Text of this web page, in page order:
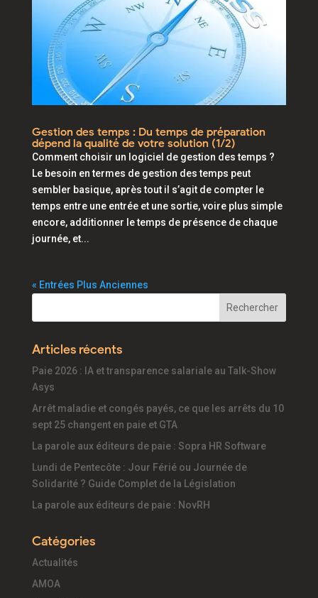
Gestion des temps : Du temps de préparation
dépend la qualité de votre solution (1/2)
Comment choisir un logiciel de gestion des temps ?
Le besoin en termes de gestion des temps peut
sembler basique, après tout il s’agit de compter le
temps entre une entrée et une sortie, voire plus simple
encore, additionner le temps de présence de chaque
journée, et...
« Entrées Plus Anciennes
Articles récents
Paie 2026 : IA et transparence salariale au Talk-Show
Asys
Arrêt maladie et congés payés, ce que les arrêts du 10
sept 25 changent en paie et GTA
La parole aux éditeurs de paie : Sopra HR Software
Lundi de Pentecôte : Jour Férié ou Journée de
Solidarité ? Guide Complet de la Législation
La parole aux éditeurs de paie : NovRH
Catégories
Actualités
AMOA